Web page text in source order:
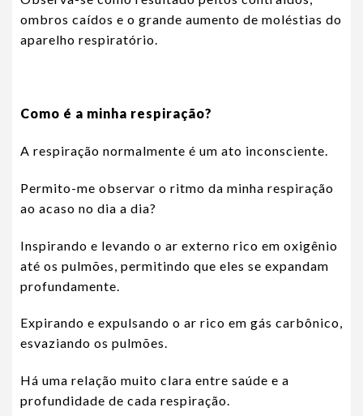
ombros caídos e o grande aumento de moléstias do
aparelho respiratório.
Como é a minha respiração?
A respiração normalmente é um ato inconsciente.
Permito-me observar o ritmo da minha respiração
ao acaso no dia a dia?
Inspirando e levando o ar externo rico em oxigênio
até os pulmões, permitindo que eles se expandam
profundamente.
Expirando e expulsando o ar rico em gás carbônico,
esvaziando os pulmões.
Há uma relação muito clara entre saúde e a
profundidade de cada respiração.